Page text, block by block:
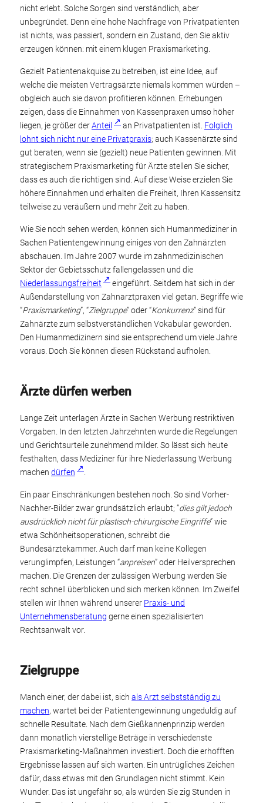
nicht erlebt. Solche Sorgen sind verständlich, aber
unbegründet. Denn eine hohe Nachfrage von Privatpatienten
ist nichts, was passiert, sondern ein Zustand, den Sie aktiv
erzeugen können: mit einem klugen Praxismarketing.
Gezielt Patientenakquise zu betreiben, ist eine Idee, auf
welche die meisten Vertragsärzte niemals kommen würden –
obgleich auch sie davon profitieren können. Erhebungen
zeigen, dass die Einnahmen von Kassenpraxen umso höher
liegen, je größer derAnteil an Privatpatienten ist. Folglich
lohnt sich nicht nur eine Privatpraxis; auch Kassenärzte sind
gut beraten, wenn sie (gezielt) neue Patienten gewinnen. Mit
strategischem Praxismarketing für Ärzte stellen Sie sicher,
dass es auch die richtigen sind. Auf diese Weise erzielen Sie
höhere Einnahmen und erhalten die Freiheit, Ihren Kassensitz
teilweise zu veräußern und mehr Zeit zu haben.
Wie Sie noch sehen werden, können sich Humanmediziner in
Sachen Patientengewinnung einiges von den Zahnärzten
abschauen. Im Jahre 2007 wurde im zahnmedizinischen
Sektor der Gebietsschutz fallengelassen und die
Niederlassungsfreiheit
eingeführt. Seitdem hat sich in der
Außendarstellung von Zahnarztpraxen viel getan. Begriffe wie
“Praxismarketing”, “Zielgruppe” oder “Konkurrenz” sind für
Zahnärzte zum selbstverständlichen Vokabular geworden.
Den Humanmedizinern sind sie entsprechend um viele Jahre
voraus. Doch Sie können diesen Rückstand aufholen.
Ärzte dürfen werben
Lange Zeit unterlagen Ärzte in Sachen Werbung restriktiven
Vorgaben. In den letzten Jahrzehnten wurde die Regelungen
und Gerichtsurteile zunehmend milder. So lässt sich heute
festhalten, dass Mediziner für ihre Niederlassung Werbung
machen dürfen
Ein paar Einschränkungen bestehen noch. So sind Vorher-
Nachher-Bilder zwar grundsätzlich erlaubt; “dies gilt jedoch
ausdrücklich nicht für plastisch-chirurgische Eingriffe” wie
etwa Schönheitsoperationen, schreibt die
Bundesärztekammer. Auch darf man keine Kollegen
verunglimpfen, Leistungen “anpreisen” oder Heilversprechen
machen. Die Grenzen der zulässigen Werbung werden Sie
recht schnell überblicken und sich merken können. Im Zweifel
stellen wir Ihnen während unserer Praxis- und
Unternehmensberatung gerne einen spezialisierten
Rechtsanwalt vor.
Zielgruppe
Manch einer, der dabei ist, sich als Arzt selbstständig zu
machen, wartet bei der Patientengewinnung ungeduldig auf
schnelle Resultate. Nach dem Gießkannenprinzip werden
dann monatlich vierstellige Beträge in verschiedenste
Praxismarketing-Maßnahmen investiert. Doch die erhofften
Ergebnisse lassen auf sich warten. Ein untrügliches Zeichen
dafür, dass etwas mit den Grundlagen nicht stimmt. Kein
Wunder. Das ist ungefähr so, als würden Sie zig Stunden in